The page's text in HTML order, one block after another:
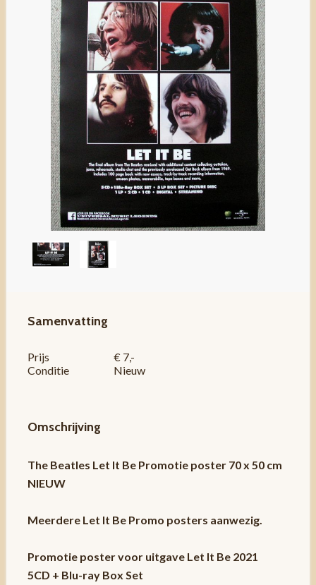
Samenvatting
Prijs
€ 7,-
Conditie
Nieuw
Omschrijving
The Beatles Let It Be Promotie poster 70 x 50 cm
NIEUW
Meerdere Let It Be Promo posters aanwezig.
Promotie poster voor uitgave Let It Be 2021
5CD + Blu-ray Box Set